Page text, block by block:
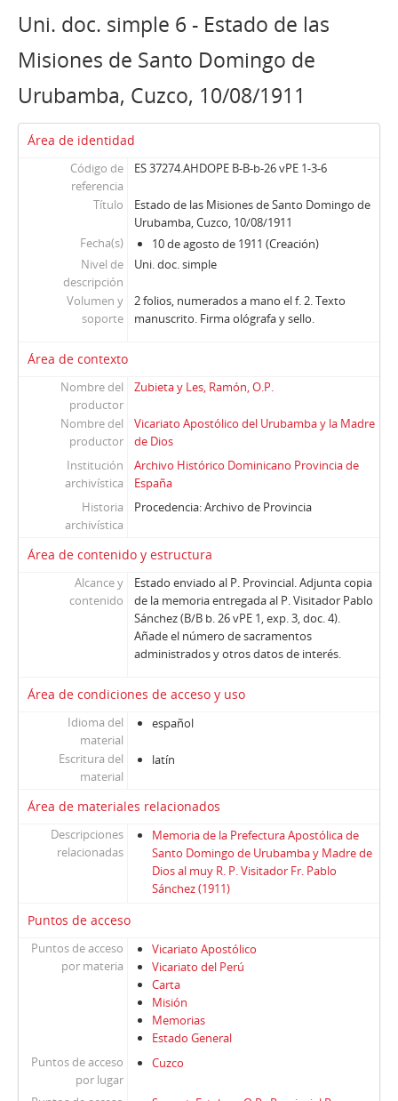
Uni. doc. simple 6 - Estado de las
Misiones de Santo Domingo de
Urubamba, Cuzco, 10/08/1911
Área de identidad
Código de
referencia
ES 37274.AHDOPE B-B-b-26 vPE 1-3-6
Título
Estado de las Misiones de Santo Domingo de
Urubamba, Cuzco, 10/08/1911
Fecha(s)
10 de agosto de 1911 (Creación)
Nivel de
descripción
Uni. doc. simple
Volumen y
soporte
2 folios, numerados a mano el f. 2. Texto
manuscrito. Firma ológrafa y sello.
Área de contexto
Nombre del
productor
Zubieta y Les, Ramón, O.P.
Nombre del
productor
Vicariato Apostólico del Urubamba y la Madre
de Dios
Institución
archivística
Archivo Histórico Dominicano Provincia de
España
Historia
archivística
Procedencia: Archivo de Provincia
Área de contenido y estructura
Alcance y
contenido
Estado enviado al P. Provincial. Adjunta copia
de la memoria entregada al P. Visitador Pablo
Sánchez (B/B b. 26 vPE 1, exp. 3, doc. 4).
Añade el número de sacramentos
administrados y otros datos de interés.
Área de condiciones de acceso y uso
Idioma del
material
español
Escritura del
material
latín
Área de materiales relacionados
Descripciones
relacionadas
Memoria de la Prefectura Apostólica de
Santo Domingo de Urubamba y Madre de
Dios al muy R. P. Visitador Fr. Pablo
Sánchez (1911)
Puntos de acceso
Puntos de acceso
por materia
Vicariato Apostólico
Vicariato del Perú
Carta
Misión
Memorias
Estado General
Puntos de acceso
por lugar
Cuzco